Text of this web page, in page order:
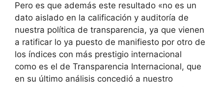
Pero es que además este resultado «no es un
dato aislado en la calificación y auditoría de
nuestra política de transparencia, ya que vienen
a ratificar lo ya puesto de manifiesto por otro de
los índices con más prestigio internacional
como es el de Transparencia Internacional, que
en su último análisis concedió a nuestro